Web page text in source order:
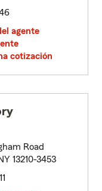
agente
cotización
Road
13210-3453